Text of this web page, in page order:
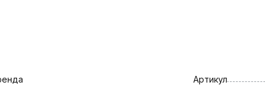
Артикул